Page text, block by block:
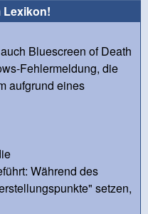
Lexikon!
Bluescreen of Death
Fehlermeldung, die
aufgrund eines
Während des
setzen,